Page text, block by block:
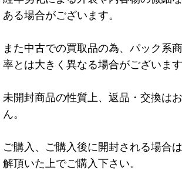
ある場合がございます。
また中古での買取品の為、パック系
率とは大きく異なる場合がございます
未開封商品の性質上、返品・交換は
ん。
ご購入、ご購入後に開封される場合
解頂いた上でご購入下さい。